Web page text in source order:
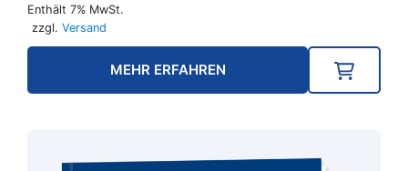
Enthält 7% MwSt.
zzgl. Versand
MEHR ERFAHREN